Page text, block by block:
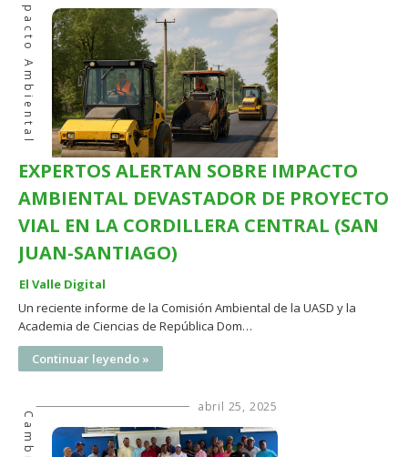
Impacto Ambiental
EXPERTOS ALERTAN SOBRE IMPACTO
AMBIENTAL DEVASTADOR DE PROYECTO
VIAL EN LA CORDILLERA CENTRAL (SAN
JUAN-SANTIAGO)
El Valle Digital
Un reciente informe de la Comisión Ambiental de la UASD y la
Academia de Ciencias de República Dom…
Continuar leyendo »
abril 25, 2025